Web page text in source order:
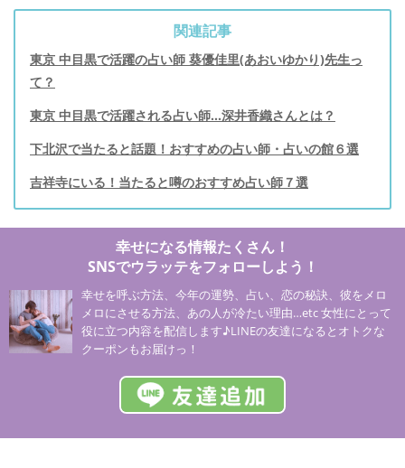
関連記事
東京 中目黒で活躍の占い師 葵優佳里(あおいゆかり)先生っ
て？
東京 中目黒で活躍される占い師…深井香織さんとは？
下北沢で当たると話題！おすすめの占い師・占いの館６選
吉祥寺にいる！当たると噂のおすすめ占い師７選
幸せになる情報たくさん！
SNSでウラッテをフォローしよう！
幸せを呼ぶ方法、今年の運勢、占い、恋の秘訣、彼をメロ
メロにさせる方法、あの人が冷たい理由…etc 女性にとって
役に立つ内容を配信します♪LINEの友達になるとオトクな
クーポンもお届けっ！